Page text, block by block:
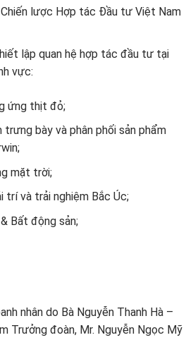
Chiến lược Hợp tác Đầu tư Việt Nam
lập quan hệ hợp tác đầu tư tại
vực:
ứng thịt đỏ;
trưng bày và phân phối sản phẩm
mặt trời;
trí và trải nghiệm Bắc Úc;
Bất động sản;
nhân do Bà Nguyễn Thanh Hà –
Trưởng đoàn, Mr. Nguyễn Ngọc Mỹ